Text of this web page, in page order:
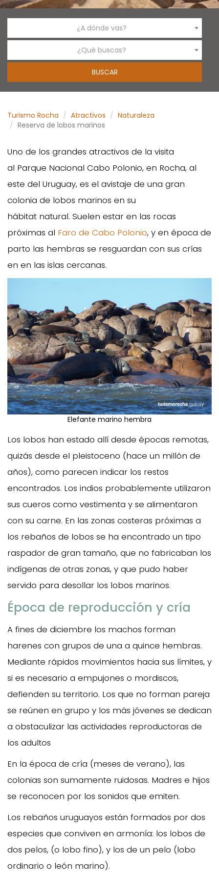
¿A dónde vas?
¿Qué buscas?
Turismo Rocha Atractivos
Naturaleza
Reserva de lobos marinos
Uno de los grandes atractivos de la visita
al Parque Nacional Cabo Polonio, en Rocha, al
este del Uruguay, es el avistaje de una gran
colonia de lobos marinos en su
hábitat natural. Suelen estar en las rocas
próximas al Faro de Cabo Polonio, y en época de
parto las hembras se resguardan con sus crías
en en las islas cercanas.
Elefante marino hembra
Los lobos han estado allí desde épocas remotas,
quizás desde el pleistoceno (hace un millón de
años), como parecen indicar los restos
encontrados. Los indios probablemente utilizaron
sus cueros como vestimenta y se alimentaron
con su carne. En las zonas costeras próximas a
los rebaños de lobos se ha encontrado un tipo
raspador de gran tamaño, que no fabricaban los
indígenas de otras zonas, y que pudo haber
servido para desollar los lobos marinos.
Época de reproducción y cría
A fines de diciembre los machos forman
harenes con grupos de una a quince hembras.
Mediante rápidos movimientos hacia sus límites, y
si es necesario a empujones o mordiscos,
defienden su territorio. Los que no forman pareja
se reúnen en grupo y los más jóvenes se dedican
a obstaculizar las actividades reproductoras de
los adultos
En la época de cría (meses de verano), las
colonias son sumamente ruidosas. Madres e hijos
se reconocen por los sonidos que emiten.
Los rebaños uruguayos están formados por dos
especies que conviven en armonía: los lobos de
dos pelos, (o lobo fino), y los de un pelo (lobo
ordinario o león marino).